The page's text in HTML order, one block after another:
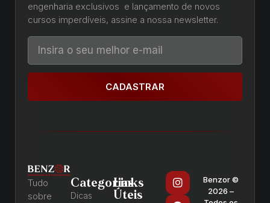
engenharia exclusivos e lançamento de novos
cursos imperdíveis, assine a nossa newsletter.
CADASTRAR
Tudo
sobre
Categorias
Dicas
Links
Úteis
Benzor ©
2026 –